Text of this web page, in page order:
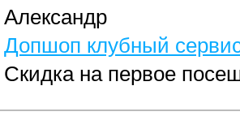
Александр
Допшоп клубный
Скидка на первое